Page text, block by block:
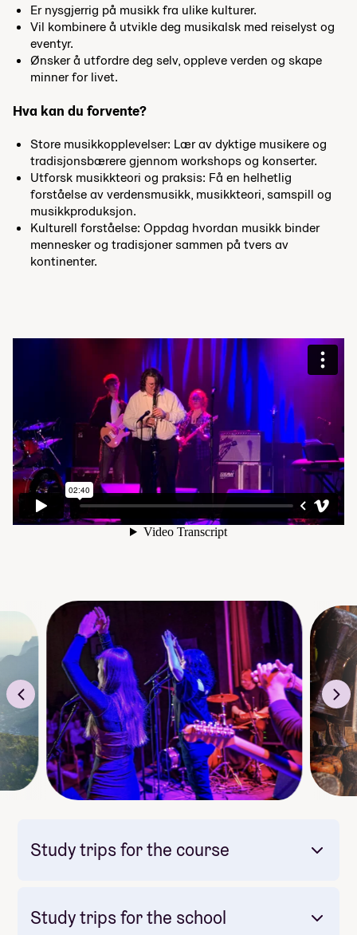
Er nysgjerrig på musikk fra ulike kulturer.
Vil kombinere å utvikle deg musikalsk med reiselyst og
eventyr.
Ønsker å utfordre deg selv, oppleve verden og skape
minner for livet.
Hva kan du forvente?
Store musikkopplevelser: Lær av dyktige musikere og
tradisjonsbærere gjennom workshops og konserter.
Utforsk musikkteori og praksis: Få en helhetlig
forståelse av verdensmusikk, musikkteori, samspill og
musikkproduksjon.
Kulturell forståelse: Oppdag hvordan musikk binder
mennesker og tradisjoner sammen på tvers av
kontinenter.
Study trips for the course
Mandatory: Yes
Study trips for the school